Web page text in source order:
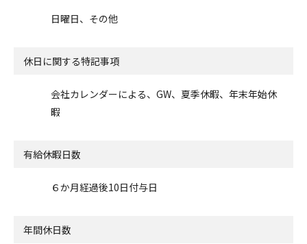
日曜日、その他
休日に関する特記事項
会社カレンダーによる、GW、夏季休暇、年末年始休
暇
有給休暇日数
６か月経過後10日付与日
年間休日数